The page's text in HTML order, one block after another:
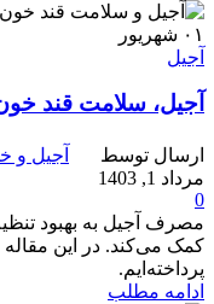
۰۱ شهریور
آجیل
آجیل، سلامت قند
ارسال توسط
آجیل و
مرداد 1, 1403
0
مصرف آجیل به بهبود
کمک می‌کند. در این مقاله
پرداخته‌ایم.
ادامه مطلب